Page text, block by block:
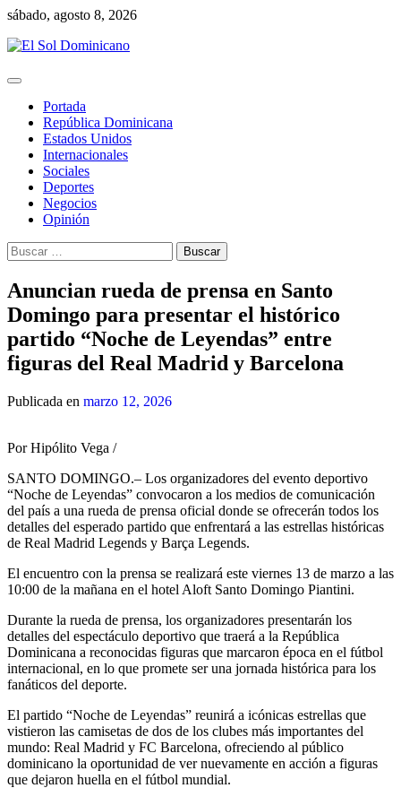
Skip
content
sábado, agosto 8, 2026
Portada
República Dominicana
Estados Unidos
Internacionales
Sociales
Deportes
Negocios
Opinión
Buscar:
Anuncian rueda de prensa en Santo
Domingo para presentar el histórico
partido “Noche de Leyendas” entre
figuras del Real Madrid y Barcelona
Publicada en marzo 12, 2026
Por Hipólito Vega /
SANTO DOMINGO.– Los organizadores del evento deportivo
“Noche de Leyendas” convocaron a los medios de comunicación
del país a una rueda de prensa oficial donde se ofrecerán todos los
detalles del esperado partido que enfrentará a las estrellas históricas
de Real Madrid Legends y Barça Legends.
El encuentro con la prensa se realizará este viernes 13 de marzo a las
10:00 de la mañana en el hotel Aloft Santo Domingo Piantini.
Durante la rueda de prensa, los organizadores presentarán los
detalles del espectáculo deportivo que traerá a la República
Dominicana a reconocidas figuras que marcaron época en el fútbol
internacional, en lo que promete ser una jornada histórica para los
fanáticos del deporte.
El partido “Noche de Leyendas” reunirá a icónicas estrellas que
vistieron las camisetas de dos de los clubes más importantes del
mundo: Real Madrid y FC Barcelona, ofreciendo al público
dominicano la oportunidad de ver nuevamente en acción a figuras
que dejaron huella en el fútbol mundial.